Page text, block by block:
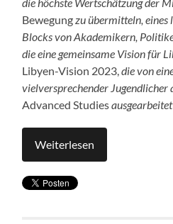
die höchste Wertschätzung der
Bewegungzu übermitteln, eines
Blocks von Akademikern,
die eine gemeinsame Vision für
Libyen-Vision 2023,die von
vielversprechender Jugendlicher
Advanced Studies
Weiterlesen